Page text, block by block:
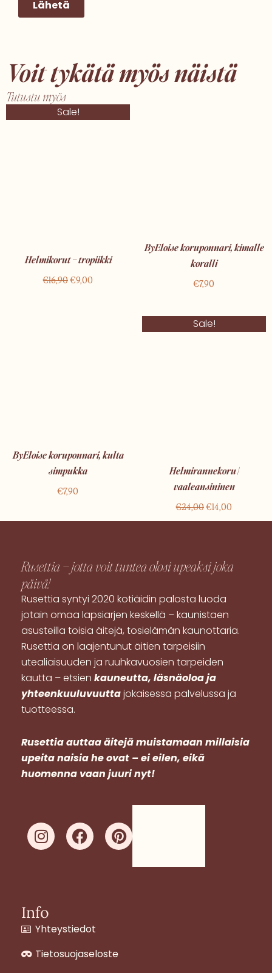
Voit tykätä myös näistä
Tutustu myös
Sale!
Helmikorut – tropiikki
€16,90
Alkuperäinen
hinta
€9,00
hinta
ByEloise koruponnari, kimalle
koralli
€7,90
ByEloise koruponnari, kulta
simpukka
€7,90
Sale!
Helmirannekoru |
vaaleansininen
€24,00
Alkuperäinen
hinta
€14,00
hinta
Rusettia – jotta voit tuntea olosiupeaksijoka
päivä!
Rusettia syntyi 2020 kotiäidin palosta luoda
jotain omaa lapsiarjen keskellä – kaunistaen
asusteilla toisia äitejä, tosielämän kaunottaria.
Rusettia on laajentunut äitien tarpeisiin
utealiaisuuden ja ruuhkavuosien tarpeiden
kautta – etsien kauneutta, läsnäoloa ja
yhteenkuuluvuuttajokaisessa palvelussa ja
tuotteessa.
Rusettia auttaa äitejä muistamaan millaisia
upeita naisia he ovat – ei eilen, eikä
huomenna vaan juuri nyt!
I
n
g
r
a
m
F
a
o
k
P
i
t
Info
Yhteystiedot
Tietosuojaseloste